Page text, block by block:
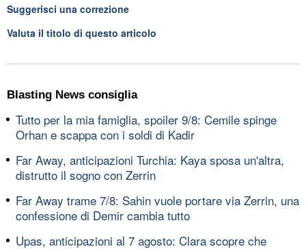
Suggerisci una correzione
Valuta il titolo di questo articolo
Blasting News consiglia
Tutto per la mia famiglia, spoiler 9/8: Cemile spinge
Orhan e scappa con i soldi di Kadir
Far Away, anticipazioni Turchia: Kaya sposa un'altra,
distrutto il sogno con Zerrin
Far Away trame 7/8: Sahin vuole portare via Zerrin, una
confessione di Demir cambia tutto
Upas, anticipazioni al 7 agosto: Clara scopre che